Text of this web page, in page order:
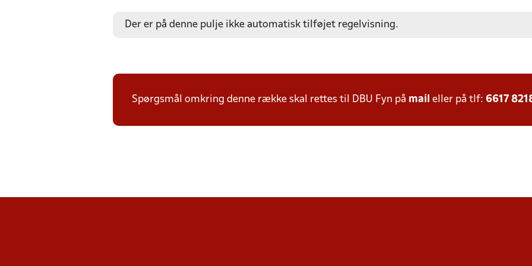
Der er på denne pulje ikke automatisk tilføjet regelvisning.
Spørgsmål omkring denne række skal rettes til DBU Fyn på mail eller på tlf: 6617